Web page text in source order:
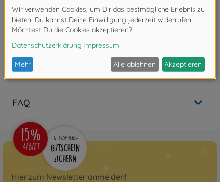
Spr. Club MB-01
300058732
164,99 €
Bewertungen
FAQ
Hier zum Newsletter anmelden!